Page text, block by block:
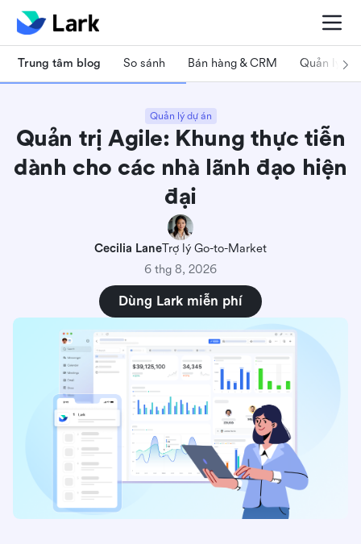
Trung tâm blog So sánh Bán hàng & CRM Quản lý dự
Quản lý dự án
Quản trị Agile: Khung thực tiễn
dành cho các nhà lãnh đạo hiện
đại
Cecilia LaneTrợ lý Go-to-Market
6 thg 8, 2026
Dùng Lark miễn phí